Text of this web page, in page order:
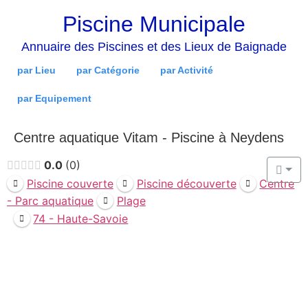
Piscine Municipale
Annuaire des Piscines et des Lieux de Baignade
par Lieu par Catégorie par Activité
par Equipement
Centre aquatique Vitam - Piscine à Neydens
0.0 0
Piscine couverte
Piscine découverte
Centre
- Parc aquatique
Plage
74 - Haute-Savoie